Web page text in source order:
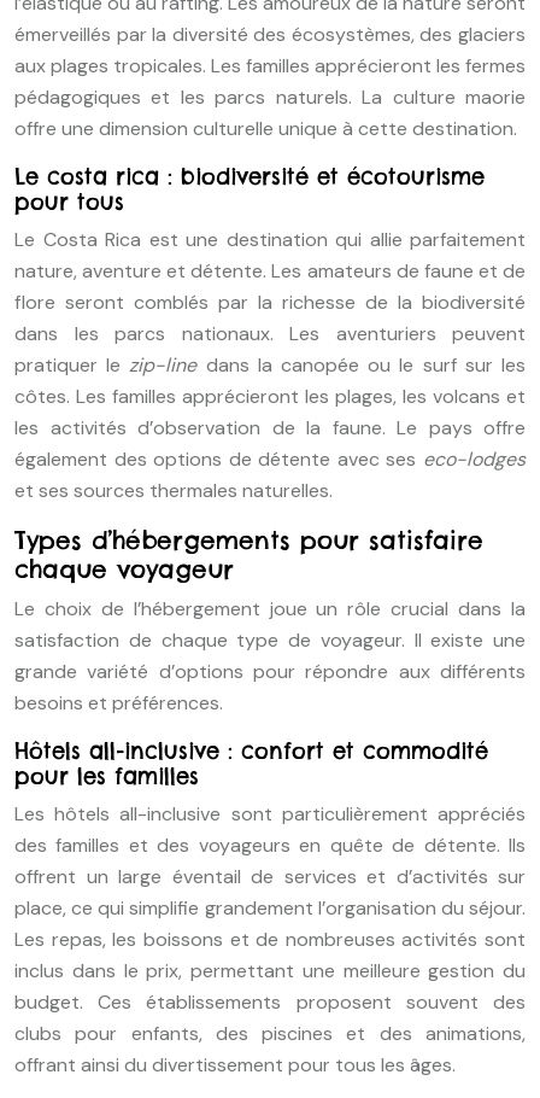
émerveillés par la diversité des écosystèmes, des glaciers
aux plages tropicales. Les familles apprécieront les fermes
pédagogiques et les parcs naturels. La culture maorie
offre une dimension culturelle unique à cette destination.
Le costa rica : biodiversité et écotourisme
pour tous
Le Costa Rica est une destination qui allie parfaitement
nature, aventure et détente. Les amateurs de faune et de
flore seront comblés par la richesse de la biodiversité
dans les parcs nationaux. Les aventuriers peuvent
pratiquer lezip-line dans la canopée ou le surf sur les
côtes. Les familles apprécieront les plages, les volcans et
les activités d’observation de la faune. Le pays offre
également des options de détente avec ses eco-lodges
et ses sources thermales naturelles.
Types d’hébergements pour satisfaire
chaque voyageur
Le choix de l’hébergement joue un rôle crucial dans la
satisfaction de chaque type de voyageur. Il existe une
grande variété d’options pour répondre aux différents
besoins et préférences.
Hôtels all-inclusive : confort et commodité
pour les familles
Les hôtels all-inclusive sont particulièrement appréciés
des familles et des voyageurs en quête de détente. Ils
offrent un large éventail de services et d’activités sur
place, ce qui simplifie grandement l’organisation du séjour.
Les repas, les boissons et de nombreuses activités sont
inclus dans le prix, permettant une meilleure gestion du
budget. Ces établissements proposent souvent des
clubs pour enfants, des piscines et des animations,
offrant ainsi du divertissement pour tous les âges.